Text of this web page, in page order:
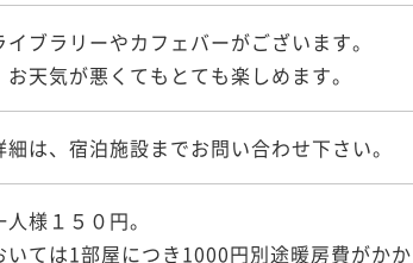
ブラリーやカフェバーがございます。
天気が悪くてもとても楽しめます。
細は、宿泊施設までお問い合わせ下さい。
様１５０円。
いては1部屋につき1000円別途暖房費がか